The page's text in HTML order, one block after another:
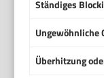
Ständiges
Ungewöhnliche
Überhitzung